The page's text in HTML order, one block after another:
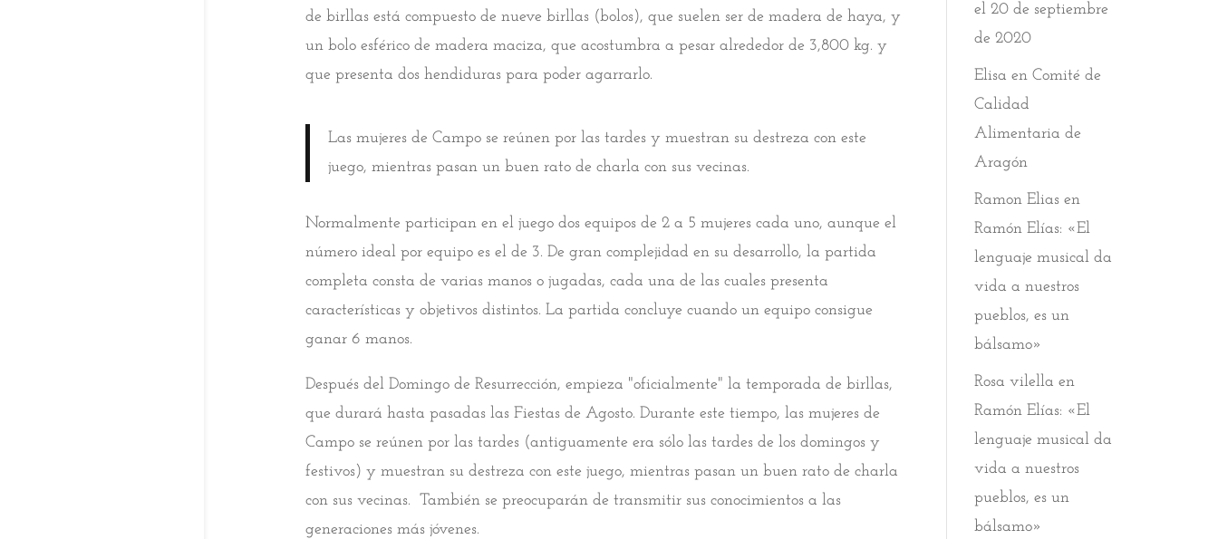
de birllas está compuesto de nueve birllas (bolos), que suelen ser de madera de haya, y
un bolo esférico de madera maciza, que acostumbra a pesar alrededor de 3,800 kg. y
que presenta dos hendiduras para poder agarrarlo.
Las mujeres de Campo se reúnen por las tardes y muestran su destreza con este
juego, mientras pasan un buen rato de charla con sus vecinas.
Normalmente participan en el juego dos equipos de 2 a 5 mujeres cada uno, aunque el
número ideal por equipo es el de 3. De gran complejidad en su desarrollo, la partida
completa consta de varias manos o jugadas, cada una de las cuales presenta
características y objetivos distintos. La partida concluye cuando un equipo consigue
ganar 6 manos.
Después del Domingo de Resurrección, empieza "oficialmente" la temporada de birllas,
que durará hasta pasadas las Fiestas de Agosto. Durante este tiempo, las mujeres de
Campo se reúnen por las tardes (antiguamente era sólo las tardes de los domingos y
festivos) y muestran su destreza con este juego, mientras pasan un buen rato de charla
con sus vecinas. También se preocuparán de transmitir sus conocimientos a las
generaciones más jóvenes.
el 20 de septiembre
de 2020
Elisa enComité de
Calidad
Alimentaria de
Aragón
Ramon Elias en
Ramón Elías: «El
lenguaje musical da
vida a nuestros
pueblos, es un
bálsamo»
Rosa vilella en
Ramón Elías: «El
lenguaje musical da
vida a nuestros
pueblos, es un
bálsamo»